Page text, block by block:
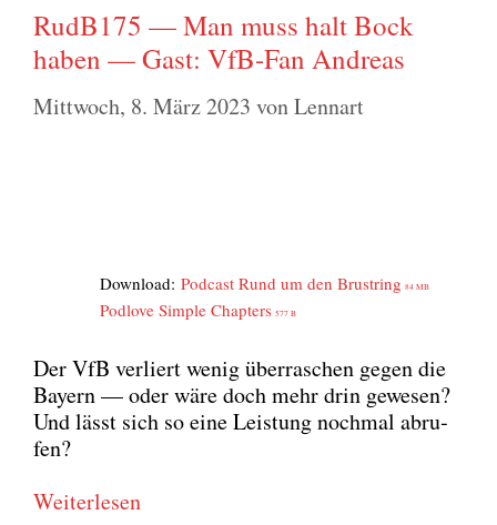
RudB175 — Man muss halt Bock
haben — Gast: VfB-Fan Andreas
Mittwoch, 8. März 2023 vonLennart
Down­load: Pod­cast Rund um den Brust­ring 84 MB
Pod­l­ove Simp­le Chap­ters 577 B
Der VfB ver­liert wenig über­ra­schen gegen die
Bay­ern — oder wäre doch mehr drin gewe­sen?
Und lässt sich so eine Leis­tung noch­mal abru­
fen?
Wei­ter­le­sen